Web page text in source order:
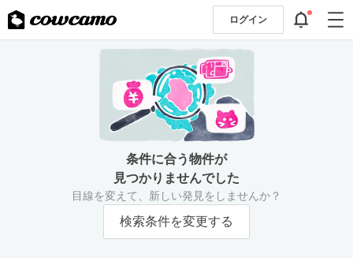
ログイン
条件に合う物件が
見つかりませんでした
目線を変えて、新しい発見をしませんか？
検索条件を変更する